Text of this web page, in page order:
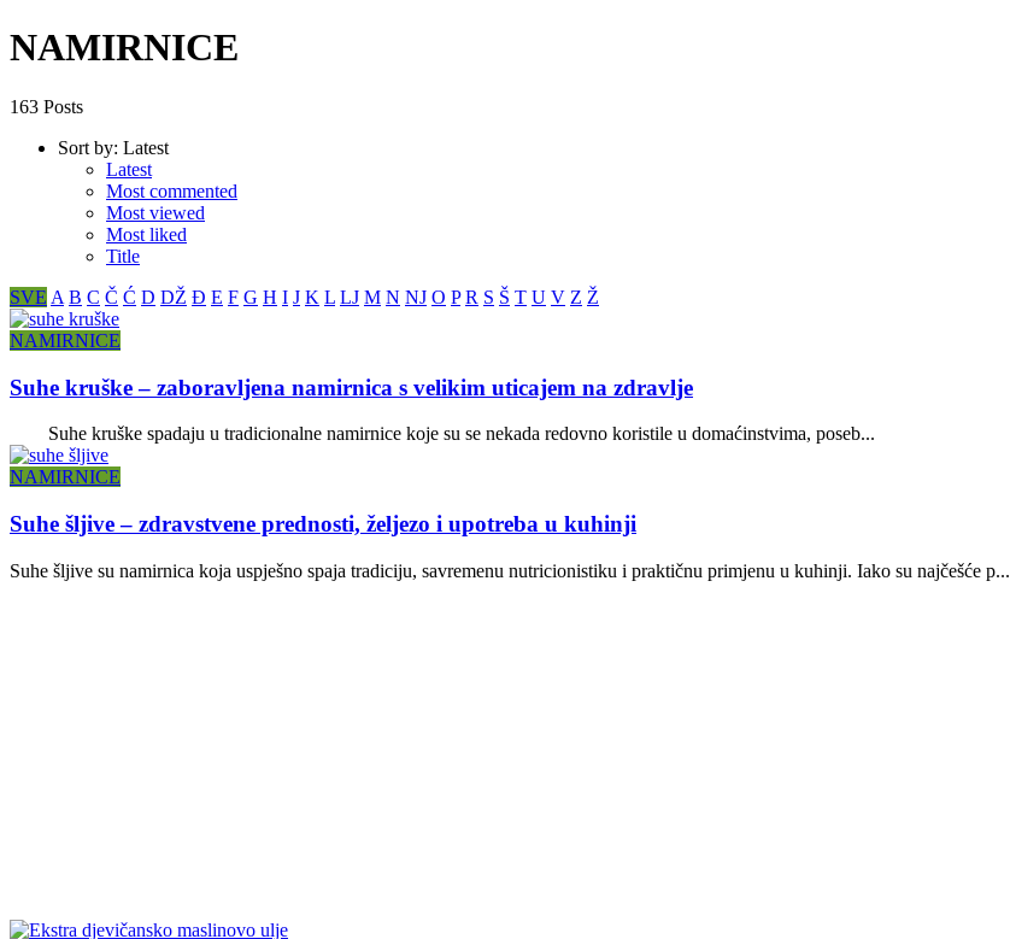
NAMIRNICE
163 Posts
Sort by: Latest
Latest
Most commented
Most viewed
Most liked
Title
SVE A B C Č Ć D DŽ Đ E F G H I J K L LJ M N NJ O P R S Š T U V Z Ž
NAMIRNICE
Suhe kruške – zaboravljena namirnica s velikim uticajem na zdravlje
Suhe kruške spadaju u tradicionalne namirnice koje su se nekada redovno koristile u domaćinstvima, poseb...
NAMIRNICE
Suhe šljive – zdravstvene prednosti, željezo i upotreba u kuhinji
Suhe šljive su namirnica koja uspješno spaja tradiciju, savremenu nutricionistiku i praktičnu primjenu u kuhinji. Iako su najčešće p...